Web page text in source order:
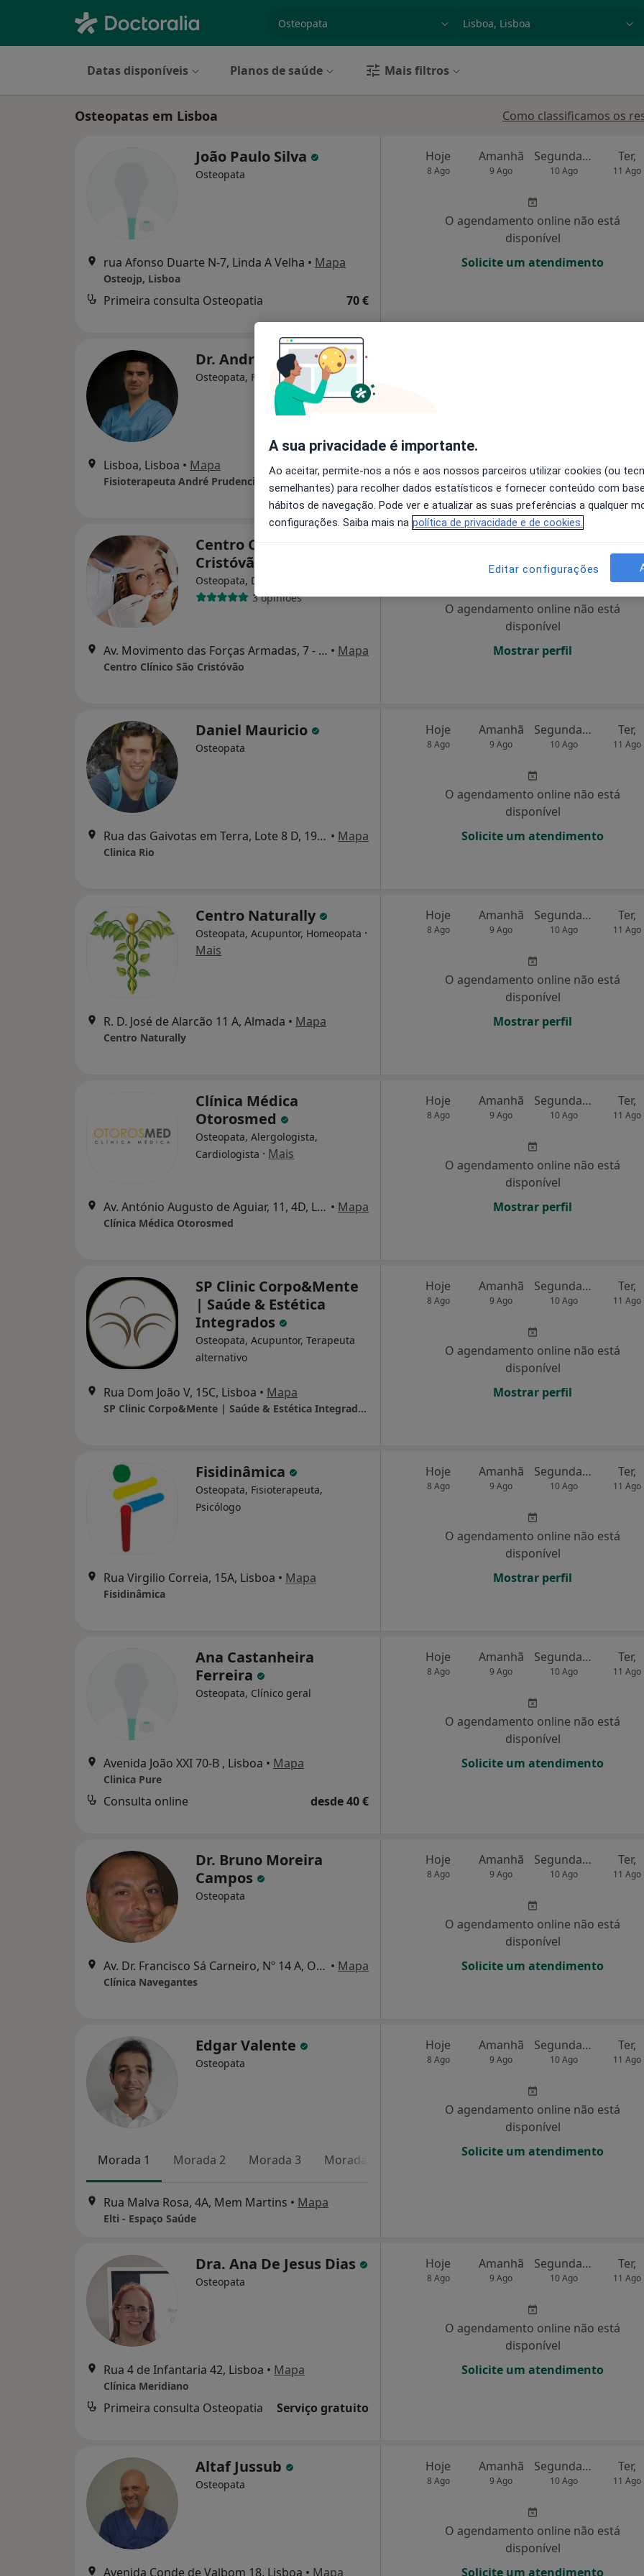
Datas disponíveis Planos de saúde Mais filtros
Osteopatas em Lisboa Como classificamos os
João Paulo Silva
Osteopata
rua Afonso Duarte N-7, Linda A Velha • Mapa
Osteojp, Lisboa
Primeira consulta Osteopatia 70 €
Hoje
8 Ago
Amanhã
9 Ago
Segunda-feira
10 Ago
Ter,
11 Ago
O agendamento online não está
disponível
Solicite um atendimento
Dr. André Prudêncio
Osteopata, Fisioterapeuta
Lisboa, Lisboa • Mapa
Fisioterapeuta André Prudencio
Solicite um atendimento
Centro Clínico São
Cristóvão
Osteopata, Dentista, Psicólogo
3 opiniões
Av. Movimento das Forças Armadas, 7 - R/C, Amadora • Mapa
Centro Clínico São Cristóvão
O agendamento online não está
disponível
Mostrar perfil
Daniel Mauricio
Osteopata
Rua das Gaivotas em Terra, Lote 8 D, 1990-601 Lisboa (EXPO), Lisboa • Mapa
Clinica Rio
Hoje
8 Ago
Amanhã
9 Ago
Segunda-feira
10 Ago
Ter,
11 Ago
O agendamento online não está
disponível
Solicite um atendimento
Centro Naturally
Osteopata, Acupuntor, Homeopata ·
Mais
R. D. José de Alarcão 11 A, Almada • Mapa
Centro Naturally
Hoje
8 Ago
Amanhã
9 Ago
Segunda-feira
10 Ago
Ter,
11 Ago
O agendamento online não está
disponível
Mostrar perfil
Clínica Médica
Otorosmed
Osteopata, Alergologista,
Cardiologista · Mais
Av. António Augusto de Aguiar, 11, 4D, Lisboa • Mapa
Clínica Médica Otorosmed
Hoje
8 Ago
Amanhã
9 Ago
Segunda-feira
10 Ago
Ter,
11 Ago
O agendamento online não está
disponível
Mostrar perfil
SP Clinic Corpo&Mente
| Saúde & Estética
Integrados
Osteopata, Acupuntor, Terapeuta
alternativo
Rua Dom João V, 15C, Lisboa • Mapa
SP Clinic Corpo&Mente | Saúde & Estética Integrados
Hoje
8 Ago
Amanhã
9 Ago
Segunda-feira
10 Ago
Ter,
11 Ago
O agendamento online não está
disponível
Mostrar perfil
Fisidinâmica
Osteopata, Fisioterapeuta,
Psicólogo
Rua Virgilio Correia, 15A, Lisboa • Mapa
Fisidinâmica
Hoje
8 Ago
Amanhã
9 Ago
Segunda-feira
10 Ago
Ter,
11 Ago
O agendamento online não está
disponível
Mostrar perfil
Ana Castanheira
Ferreira
Osteopata, Clínico geral
Avenida João XXI 70-B , Lisboa • Mapa
Clinica Pure
Consulta online desde 40 €
Hoje
8 Ago
Amanhã
9 Ago
Segunda-feira
10 Ago
Ter,
11 Ago
O agendamento online não está
disponível
Solicite um atendimento
Dr. Bruno Moreira
Campos
Osteopata
Av. Dr. Francisco Sá Carneiro, Nº 14 A, Oeiras • Mapa
Clínica Navegantes
Hoje
8 Ago
Amanhã
9 Ago
Segunda-feira
10 Ago
Ter,
11 Ago
O agendamento online não está
disponível
Solicite um atendimento
Edgar Valente
Osteopata
Morada 1 Morada 2 Morada 3 Morada 4
Rua Malva Rosa, 4A, Mem Martins • Mapa
Elti - Espaço Saúde
Hoje
8 Ago
Amanhã
9 Ago
Segunda-feira
10 Ago
Ter,
11 Ago
O agendamento online não está
disponível
Solicite um atendimento
Dra. Ana De Jesus Dias
Osteopata
Rua 4 de Infantaria 42, Lisboa • Mapa
Clínica Meridiano
Primeira consulta Osteopatia Serviço gratuito
Hoje
8 Ago
Amanhã
9 Ago
Segunda-feira
10 Ago
Ter,
11 Ago
O agendamento online não está
disponível
Solicite um atendimento
Altaf Jussub
Osteopata
Avenida Conde de Valbom 18, Lisboa • Mapa
Hoje
8 Ago
Amanhã
9 Ago
Segunda-feira
10 Ago
Ter,
11 Ago
O agendamento online não está
disponível
Solicite um atendimento
A sua privacidade é importante.
Ao aceitar, permite-nos a nós e aos nossos parceiros utilizar cookies (ou
semelhantes) para recolher dados estatísticos e fornecer conteúdo com
hábitos de navegação. Pode ver e atualizar as suas preferências a qualquer
configurações. Saiba mais na política de privacidade e de cookies.
Editar configurações